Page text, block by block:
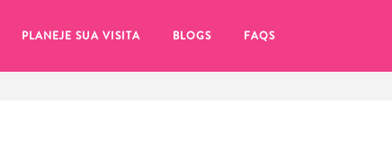
PLANEJE SUA VISITA BLOGS FAQS